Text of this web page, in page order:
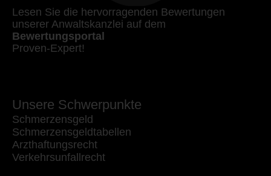
Lesen Sie die hervorragenden Bewertungen
unserer Anwaltskanzlei auf dem
Bewertungsportal
Proven-Expert!
Unsere Schwerpunkte
Schmerzensgeld
Schmerzensgeldtabellen
Arzthaftungsrecht
Verkehrsunfallrecht